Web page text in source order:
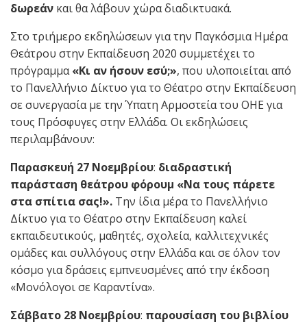
δωρεάν και θα λάβουν χώρα διαδικτυακά.
Στο τριήμερο εκδηλώσεων για την Παγκόσμια Ημέρα
Θεάτρου στην Εκπαίδευση 2020 συμμετέχει το
πρόγραμμα«Κι αν ήσουν εσύ;», που υλοποιείται από
το Πανελλήνιο Δίκτυο για το Θέατρο στην Εκπαίδευση
σε συνεργασία με την Ύπατη Αρμοστεία του ΟΗΕ για
τους Πρόσφυγες στην Ελλάδα. Οι εκδηλώσεις
περιλαμβάνουν:
Παρασκευή 27 Νοεμβρίου: διαδραστική
παράσταση θεάτρου φόρουμ «Να τους πάρετε
στα σπίτια σας!». Την ίδια μέρα το Πανελλήνιο
Δίκτυο για το Θέατρο στην Εκπαίδευση καλεί
εκπαιδευτικούς, μαθητές, σχολεία, καλλιτεχνικές
ομάδες και συλλόγους στην Ελλάδα και σε όλον τον
κόσμο για δράσεις εμπνευσμένες από την έκδοση
«Μονόλογοι σε Καραντίνα».
Σάββατο 28 Νοεμβρίου: παρουσίαση του βιβλίου